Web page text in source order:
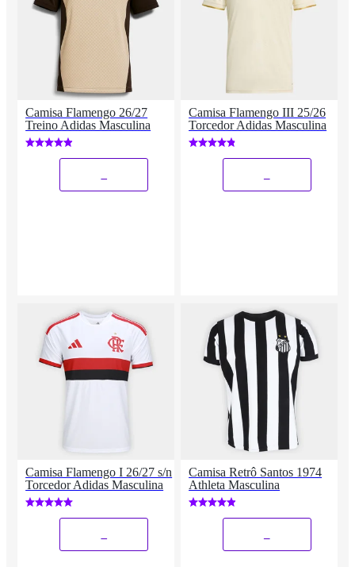
Camisa Flamengo 26/27
Treino Adidas Masculina
Camisa Flamengo III 25/26
Torcedor Adidas Masculina
Camisa Flamengo I 26/27 s/n
Torcedor Adidas Masculina
Camisa Retrô Santos 1974
Athleta Masculina